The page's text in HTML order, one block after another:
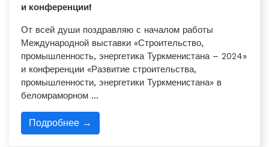
и конференции!
От всей души поздравляю с началом работы
Международной выставки «Строительство,
промышленность, энергетика Туркменистана – 2024»
и конференции «Развитие строительства,
промышленности, энергетики Туркменистана» в
беломраморном …
Подробнее →